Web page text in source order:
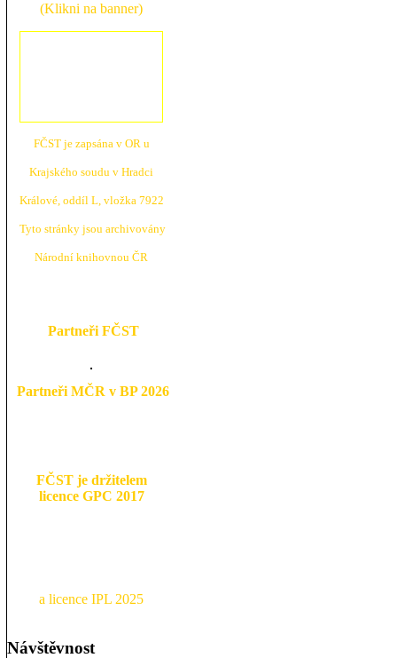
(Klikni na banner)
FČST je zapsána v OR u
Krajského soudu v Hradci
Králové, oddíl L, vložka 7922
Tyto stránky jsou archivovány
Národní knihovnou ČR
Partneři FČST
Partneři MČR v BP 2026
FČST je držitelem
licence GPC 2017
a licence IPL 2025
Návštěvnost